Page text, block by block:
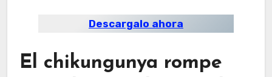
Descargalo ahora
El chikungunya rompe